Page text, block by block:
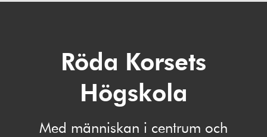
Röda Korsets
Högskola
Med människan i centrum och